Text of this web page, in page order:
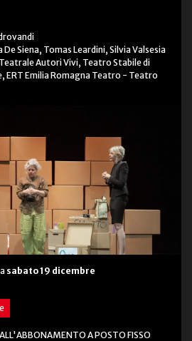
Siena, Tomas Leardini, Silvia Valsesia
Autori Vivi, Teatro Stabile di
ERT Emilia Romagna Teatro - Teatro
a sabato 19 dicembre
A POSTO FISSO